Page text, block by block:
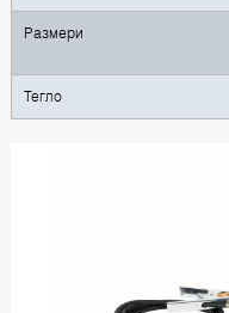
Размери
Тегло